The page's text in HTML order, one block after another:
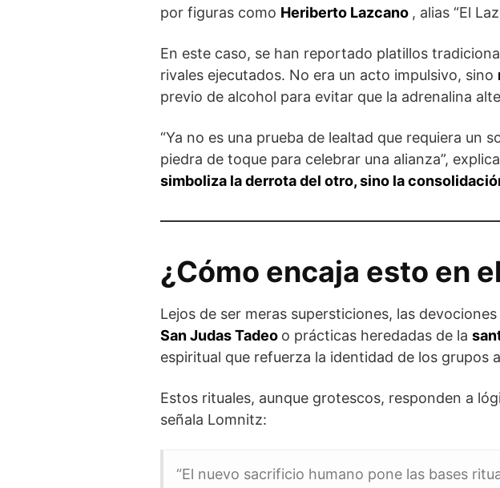
por figuras como Heriberto Lazcano , alias “El
En este caso, se han reportado platillos
rivales ejecutados. No era un acto impulsivo, sino
previo de alcohol para evitar que la adrenalina
“Ya no es una prueba de lealtad que requiera un
piedra de toque para celebrar una alianza”,
simboliza la derrota del otro, sino la
¿Cómo encaja esto en
Lejos de ser meras supersticiones, las
San Judas Tadeo o prácticas heredadas de la
espiritual que refuerza la identidad de los grupos
Estos rituales, aunque grotescos, responden a
señala Lomnitz:
“El nuevo sacrificio humano pone las bases